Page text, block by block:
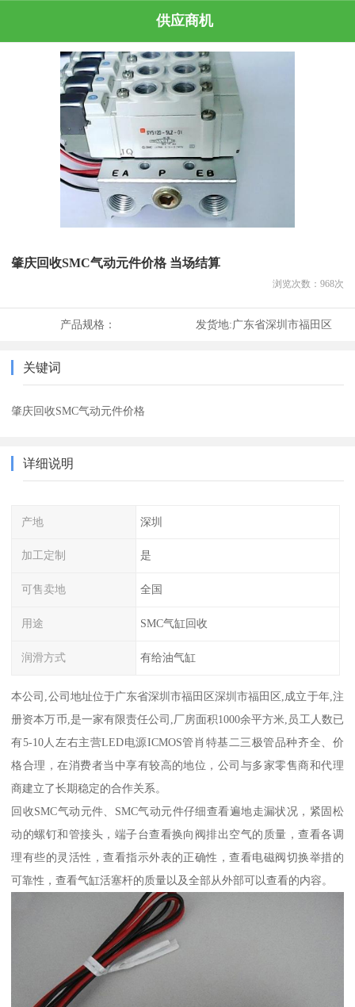
供应商机
肇庆回收SMC气动元件价格 当场结算
浏览次数： 968次
产品规格： 发货地:广东省深圳市福田区
关键词
肇庆回收SMC气动元件价格
详细说明
产地 深圳
加工定制 是
可售卖地 全国
用途 SMC气缸回收
润滑方式 有给油气缸
本公司,公司地址位于广东省深圳市福田区深圳市福田区,成立于年,注
册资本万币,是一家有限责任公司,厂房面积1000余平方米,员工人数已
有5-10人左右主营LED电源ICMOS管肖特基二三极管品种齐全、价
格合理，在消费者当中享有较高的地位，公司与多家零售商和代理
商建立了长期稳定的合作关系。
回收SMC气动元件、SMC气动元件仔细查看遍地走漏状况，紧固松
动的螺钉和管接头，端子台查看换向阀排出空气的质量，查看各调
理有些的灵活性，查看指示外表的正确性，查看电磁阀切换举措的
可靠性，查看气缸活塞杆的质量以及全部从外部可以查看的内容。